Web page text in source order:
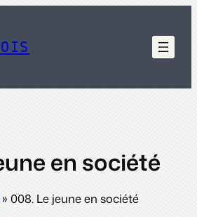
en société
» 008. Le jeune en société